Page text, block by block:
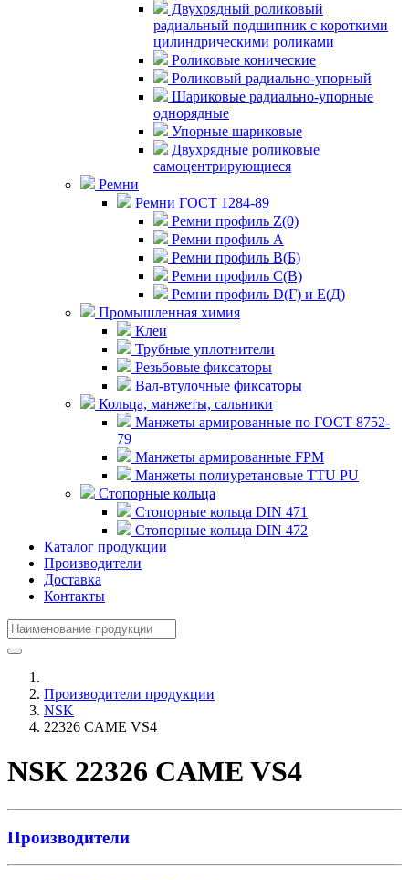
Двухрядный роликовый
радиальный подшипник с короткими
цилиндрическими роликами
Роликовые конические
Роликовый радиально-упорный
Шариковые радиально-упорные
однорядные
Упорные шариковые
Двухрядные роликовые
самоцентрирующиеся
Ремни
Ремни ГОСТ 1284-89
Ремни профиль Z(0)
Ремни профиль А
Ремни профиль В(Б)
Ремни профиль С(В)
Ремни профиль D(Г) и E(Д)
Промышленная химия
Клеи
Трубные уплотнители
Резьбовые фиксаторы
Вал-втулочные фиксаторы
Кольца, манжеты, сальники
Манжеты армированные по ГОСТ 8752-
79
Манжеты армированные FPM
Манжеты полиуретановые TTU PU
Стопорные кольца
Стопорные кольца DIN 471
Стопорные кольца DIN 472
Каталог продукции
Производители
Доставка
Контакты
Производители продукции
NSK
22326 CAME VS4
NSK 22326 CAME VS4
Производители